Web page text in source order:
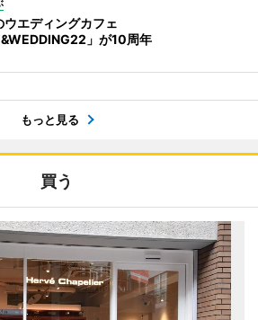
ウエディングカフェ
」が10周年
もっと見る
買う